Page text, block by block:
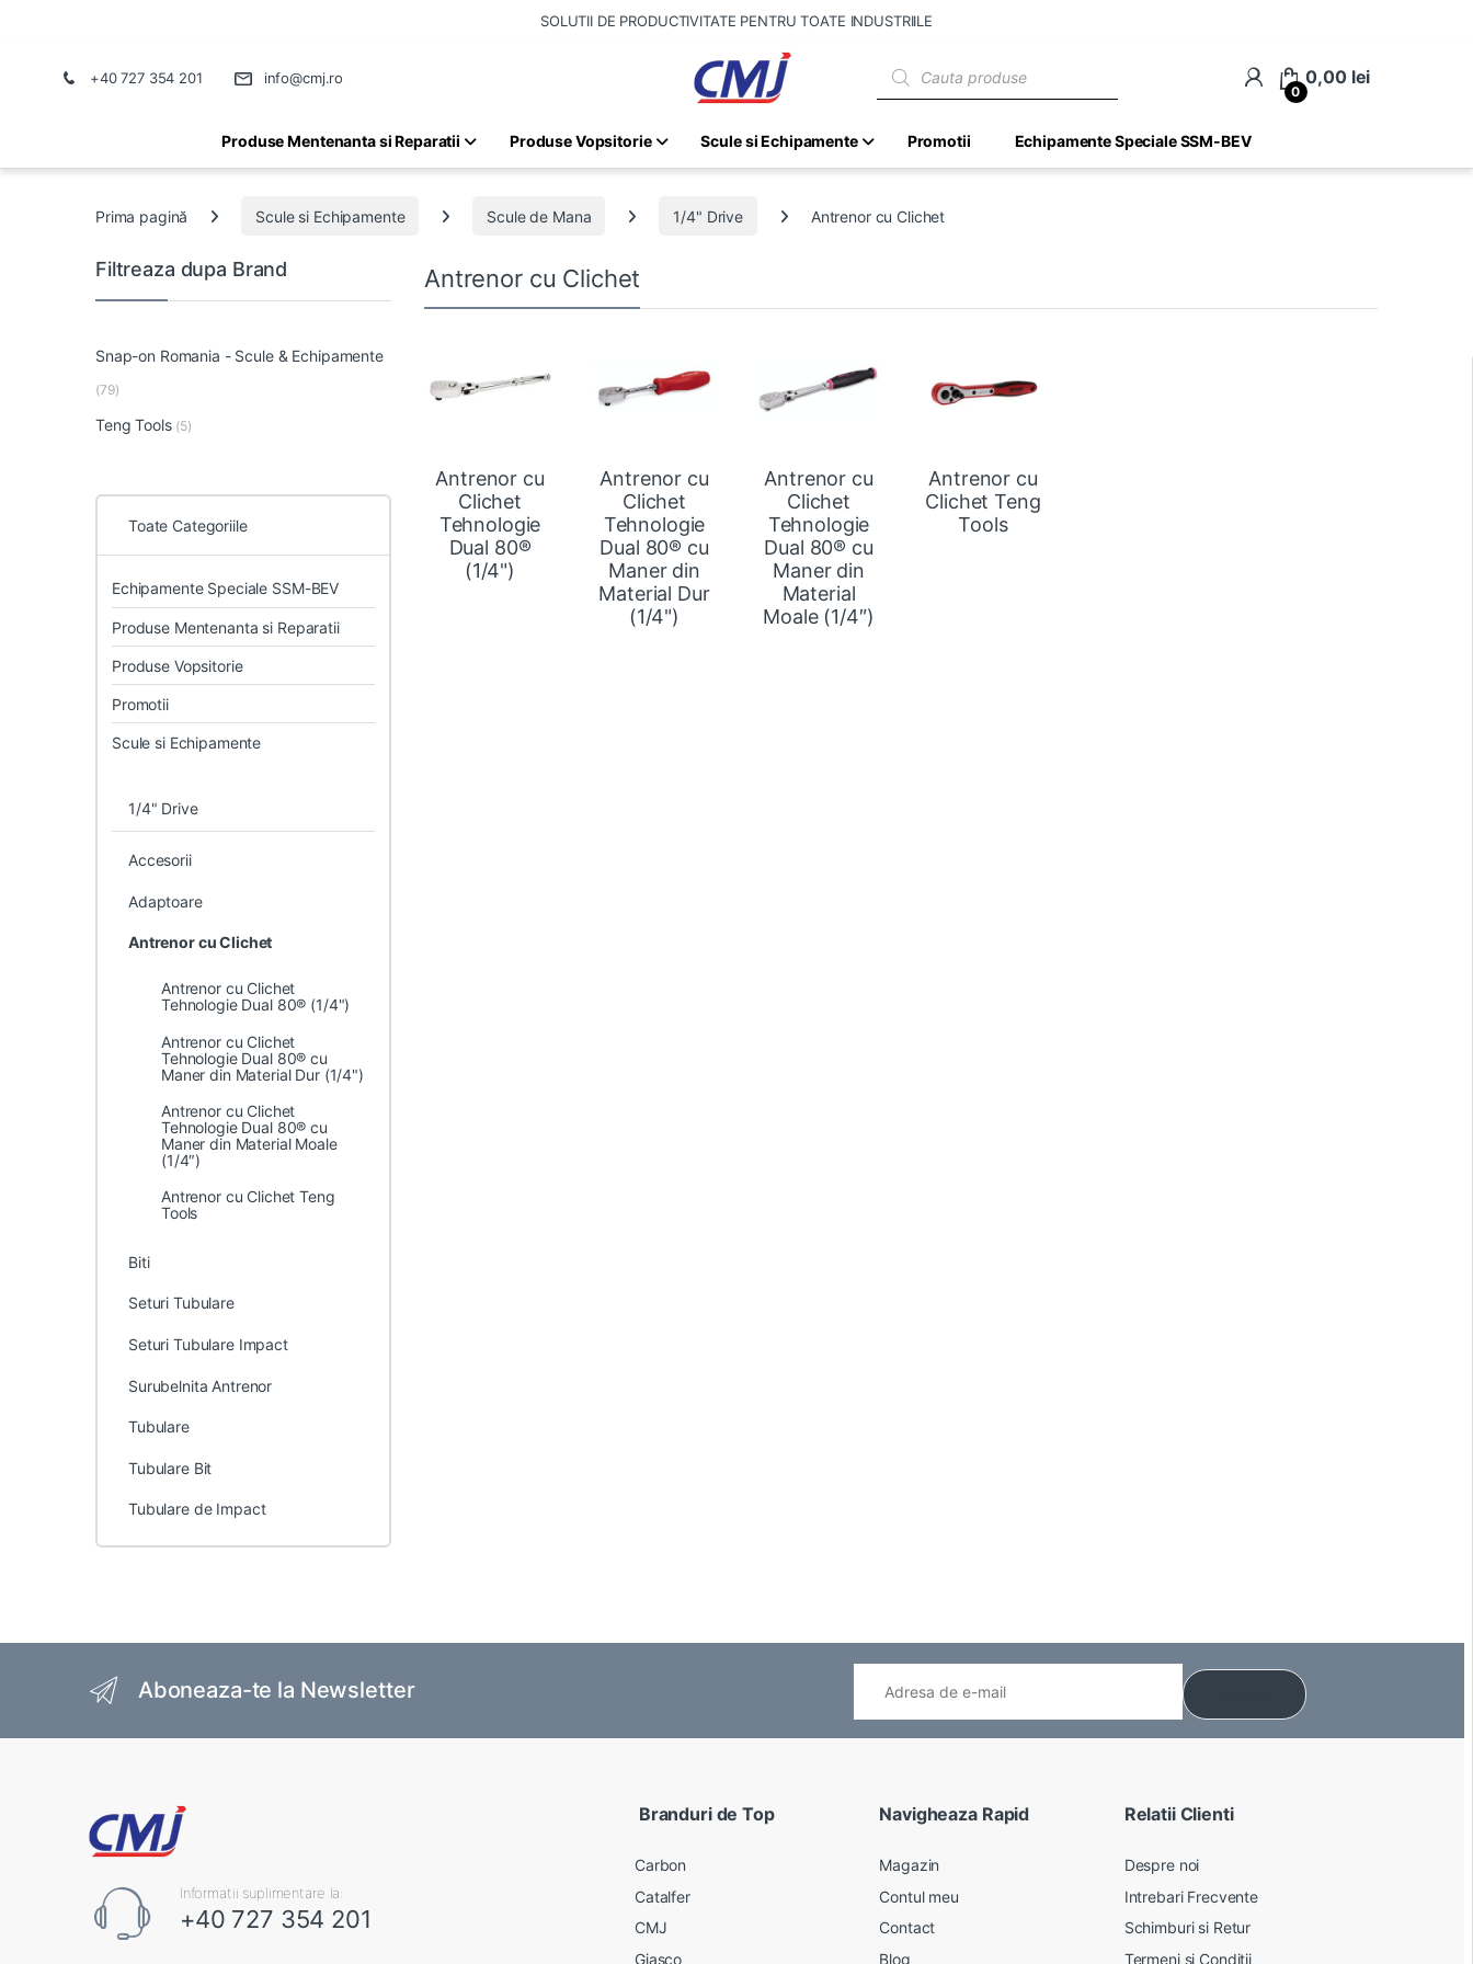
SOLUTII DE PRODUCTIVITATE PENTRU TOATE INDUSTRIILE
+40 727 354 201 info@cmj.ro
0
0,00 lei
Produse Mentenanta si Reparatii Produse Vopsitorie Scule si Echipamente Promotii Echipamente Speciale SSM-BEV
Prima pagină Scule si Echipamente Scule de Mana 1/4" Drive Antrenor cu Clichet
Antrenor cu Clichet
Antrenor cu
Clichet
Tehnologie
Dual 80®
(1/4")
Antrenor cu
Clichet
Tehnologie
Dual 80® cu
Maner din
Material Dur
(1/4")
Antrenor cu
Clichet
Tehnologie
Dual 80® cu
Maner din
Material
Moale (1/4″)
Antrenor cu
Clichet Teng
Tools
Filtreaza dupa Brand
Snap-on Romania - Scule & Echipamente
(79)
Teng Tools (5)
Toate Categoriile
Echipamente Speciale SSM-BEV
Produse Mentenanta si Reparatii
Produse Vopsitorie
Promotii
Scule si Echipamente
1/4" Drive
Accesorii
Adaptoare
Antrenor cu Clichet
Antrenor cu Clichet
Tehnologie Dual 80® (1/4")
Antrenor cu Clichet
Tehnologie Dual 80® cu
Maner din Material Dur (1/4")
Antrenor cu Clichet
Tehnologie Dual 80® cu
Maner din Material Moale
(1/4″)
Antrenor cu Clichet Teng
Tools
Biti
Seturi Tubulare
Seturi Tubulare Impact
Surubelnita Antrenor
Tubulare
Tubulare Bit
Tubulare de Impact
Aboneaza-te la Newsletter
Informatii suplimentare la:
+40 727 354 201
Branduri de Top
Carbon
Catalfer
CMJ
Giasco
Navigheaza Rapid
Magazin
Contul meu
Contact
Blog
Relatii Clienti
Despre noi
Intrebari Frecvente
Schimburi si Retur
Termeni si Conditii